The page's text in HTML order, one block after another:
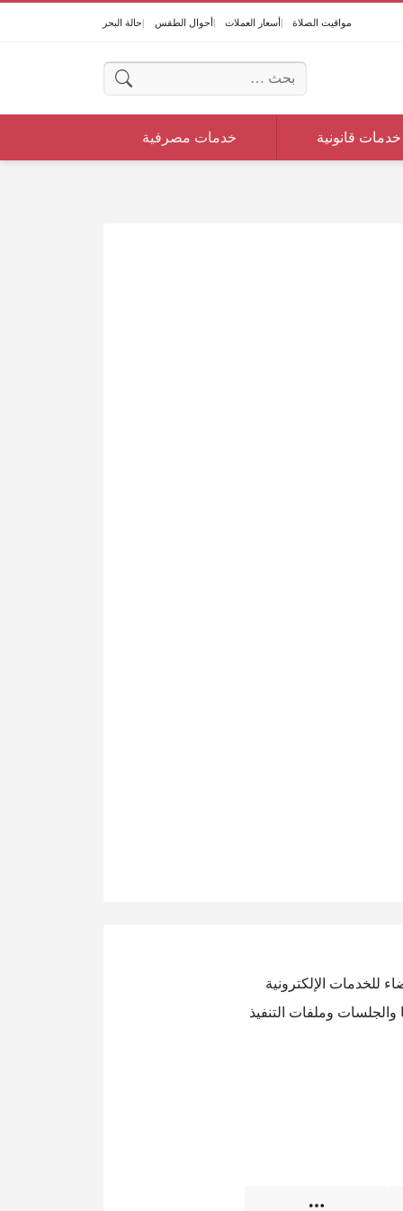
مواقيت الصلاة أسعار العملات أحوال الطقس حالة البحر
البحث عن:
خدمات قانونية خدمات مصرفية
للخدمات الإلكترونية
وملفات التنفيذ